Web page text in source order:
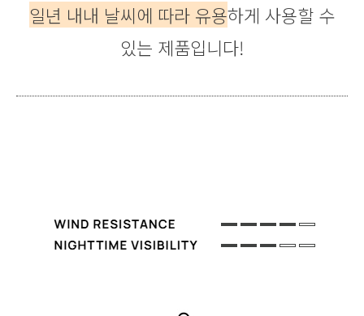
일년 내내 날씨에 따라 유용하게 사용할 수
있는 제품입니다!